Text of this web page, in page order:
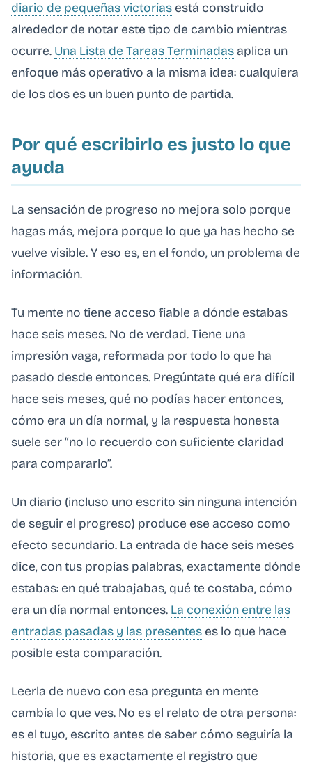
diario de pequeñas victorias está construido
alrededor de notar este tipo de cambio mientras
ocurre. Una Lista de Tareas Terminadasaplica un
enfoque más operativo a la misma idea: cualquiera
de los dos es un buen punto de partida.
Por qué escribirlo es justo lo que
ayuda
La sensación de progreso no mejora solo porque
hagas más, mejora porque lo que ya has hecho se
vuelve visible. Y eso es, en el fondo, un problema de
información.
Tu mente no tiene acceso fiable a dónde estabas
hace seis meses. No de verdad. Tiene una
impresión vaga, reformada por todo lo que ha
pasado desde entonces. Pregúntate qué era difícil
hace seis meses, qué no podías hacer entonces,
cómo era un día normal, y la respuesta honesta
suele ser “no lo recuerdo con suficiente claridad
para compararlo”.
Un diario (incluso uno escrito sin ninguna intención
de seguir el progreso) produce ese acceso como
efecto secundario. La entrada de hace seis meses
dice, con tus propias palabras, exactamente dónde
estabas: en qué trabajabas, qué te costaba, cómo
era un día normal entonces. La conexión entre las
entradas pasadas y las presentes es lo que hace
posible esta comparación.
Leerla de nuevo con esa pregunta en mente
cambia lo que ves. No es el relato de otra persona:
es el tuyo, escrito antes de saber cómo seguiría la
historia, que es exactamente el registro que